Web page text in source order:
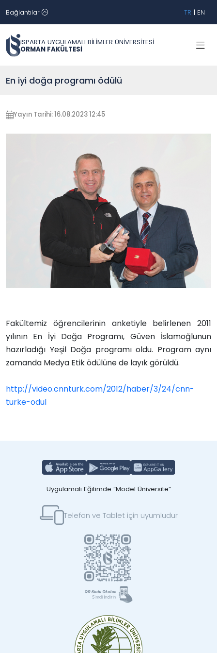
Bağlantılar TR | EN
ISPARTA UYGULAMALI BİLİMLER ÜNİVERSİTESİ
ORMAN FAKÜLTESİ
En iyi doğa programı ödülü
Yayın Tarihi: 16.08.2023 12:45
Fakültemiz öğrencilerinin anketiyle belirlenen 2011
yılının En İyi Doğa Programı, Güven İslamoğlunun
hazırladığı Yeşil Doğa programı oldu. Program aynı
zamanda Medya Etik ödülüne de layık görüldü.
http://video.cnnturk.com/2012/haber/3/24/cnn-
turke-odul
Uygulamalı Eğitimde “Model Üniversite”
Telefon ve Tablet için uyumludur